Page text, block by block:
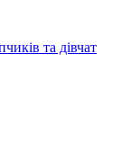
та дівчат